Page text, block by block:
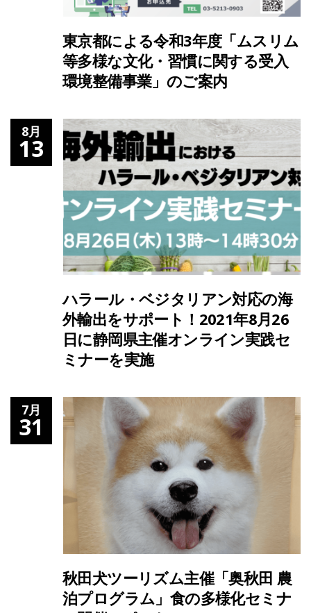
東京都による令和3年度「ムスリム
等多様な文化・習慣に関する受入
環境整備事業」のご案内
8月
13
ハラール・ベジタリアン対応の海
外輸出をサポート！2021年8月26
日に静岡県主催オンライン実践セ
ミナーを実施
7月
31
秋田犬ツーリズム主催「奥秋田 農
泊プログラム」食の多様化セミナ